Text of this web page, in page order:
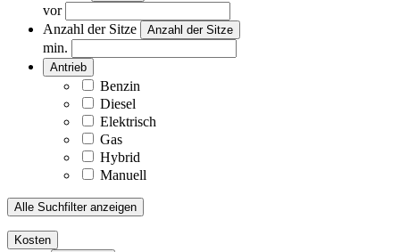
vor
Anzahl der Sitze
Anzahl der Sitze
min.
Antrieb
Benzin
Diesel
Elektrisch
Gas
Hybrid
Manuell
Alle Suchfilter anzeigen
Kosten